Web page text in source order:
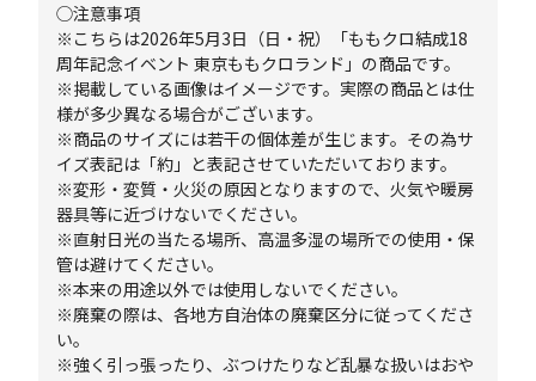
◯注意事項
※こちらは2026年5月3日（日・祝）「ももクロ結成18
周年記念イベント 東京ももクロランド」の商品です。
※掲載している画像はイメージです。実際の商品とは仕
様が多少異なる場合がございます。
※商品のサイズには若干の個体差が生じます。その為サ
イズ表記は「約」と表記させていただいております。
※変形・変質・火災の原因となりますので、火気や暖房
器具等に近づけないでください。
※直射日光の当たる場所、高温多湿の場所での使用・保
管は避けてください。
※本来の用途以外では使用しないでください。
※廃棄の際は、各地方自治体の廃棄区分に従ってくださ
い。
※強く引っ張ったり、ぶつけたりなど乱暴な扱いはおや